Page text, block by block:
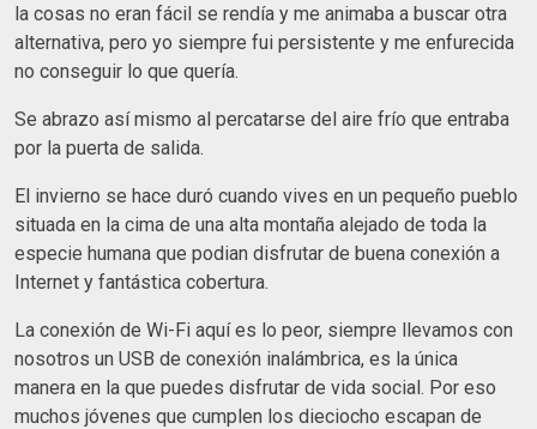
la cosas no eran fácil se rendía y me animaba a buscar otra
alternativa, pero yo siempre fui persistente y me enfurecida
no conseguir lo que quería.
Se abrazo así mismo al percatarse del aire frío que entraba
por la puerta de salida.
El invierno se hace duró cuando vives en un pequeño pueblo
situada en la cima de una alta montaña alejado de toda la
especie humana que podian disfrutar de buena conexión a
Internet y fantástica cobertura.
La conexión de Wi-Fi aquí es lo peor, siempre llevamos con
nosotros un USB de conexión inalámbrica, es la única
manera en la que puedes disfrutar de vida social. Por eso
muchos jóvenes que cumplen los dieciocho escapan de